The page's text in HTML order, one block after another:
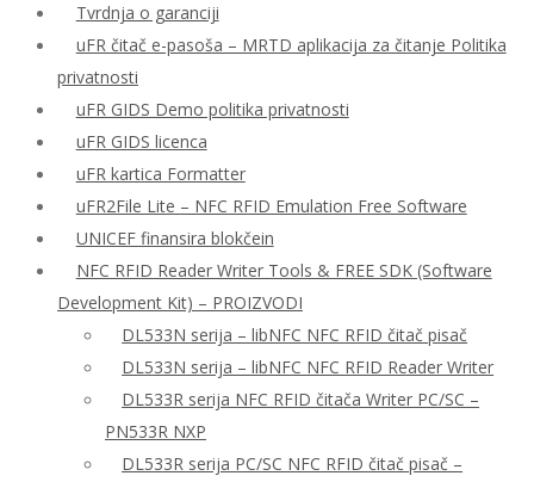
Tvrdnja o garanciji
uFR čitač e-pasoša – MRTD aplikacija za čitanje Politika
privatnosti
uFR GIDS Demo politika privatnosti
uFR GIDS licenca
uFR kartica Formatter
uFR2File Lite – NFC RFID Emulation Free Software
UNICEF finansira blokčein
NFC RFID Reader Writer Tools & FREE SDK (Software
Development Kit) – PROIZVODI
DL533N serija – libNFC NFC RFID čitač pisač
DL533N serija – libNFC NFC RFID Reader Writer
DL533R serija NFC RFID čitača Writer PC/SC –
PN533R NXP
DL533R serija PC/SC NFC RFID čitač pisač –